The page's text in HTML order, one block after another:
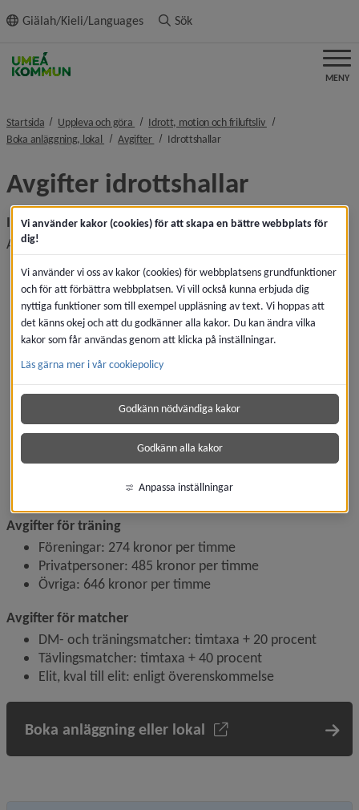
innehållet
Giälah/Kieli/Languages Sök
MENY
Startsida Uppleva och göra nivå i brödsmulenavigeringen
Idrott, motion och friluftsliv nivå i
Boka anläggning, lokal nivå i brödsmulenavigeringen
Avgifter nivå i brödsmulenavigeringen
Idrottshallarnivå i brödsmulenavigeringen
Avgifter idrottshallar
Idrottshallar för uthyrning
Alla hallar är minst 20 x 40 meter stora.
Bråvallahallen
Ersängshallen
Jubileumshallen Teg
Midgårdshallen
Musköten 1 och 2
Mötesplats Stöcke
Olasjöhallen
Rörteamet arena
Skärgårdshallen
Vildmannahallen
Avgifter för träning
Föreningar: 274 kronor per timme
Privatpersoner: 485 kronor per timme
Övriga: 646 kronor per timme
Avgifter för matcher
DM- och träningsmatcher: timtaxa + 20 procent
Tävlingsmatcher: timtaxa + 40 procent
Elit, kval till elit: enligt överenskommelse
Boka anläggning eller lokal
Vi använder kakor (cookies) för att skapa en bättre webbplats för
dig!
Vi använder vi oss av kakor (cookies) för webbplatsens grundfunktioner
och för att förbättra webbplatsen. Vi vill också kunna erbjuda dig
nyttiga funktioner som till exempel uppläsning av text. Vi hoppas att
det känns okej och att du godkänner alla kakor. Du kan ändra vilka
kakor som får användas genom att klicka på inställningar.
Läs gärna mer i vår cookiepolicy
Godkänn nödvändiga kakor
Godkänn alla kakor
Anpassa inställningar